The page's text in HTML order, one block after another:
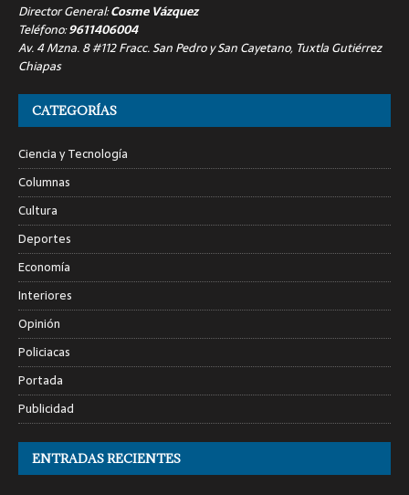
Director General:Cosme Vázquez
Teléfono:9611406004
Av. 4 Mzna. 8 #112 Fracc. San Pedro y San Cayetano, Tuxtla Gutiérrez
Chiapas
CATEGORÍAS
Ciencia y Tecnología
Columnas
Cultura
Deportes
Economía
Interiores
Opinión
Policiacas
Portada
Publicidad
ENTRADAS RECIENTES